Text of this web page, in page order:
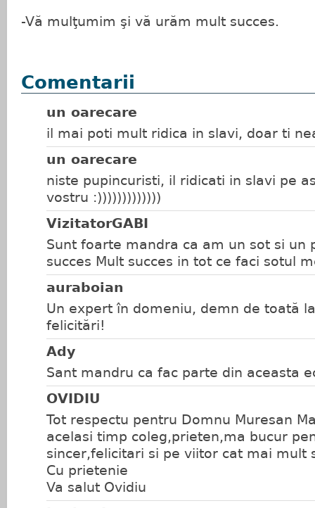
-Vă mulţumim şi vă urăm mult succes.
Comentarii
un oarecare
il mai poti mult ridica in slavi, doar ti
un oarecare
niste pupincuristi, il ridicati in slavi pe
vostru :)))))))))))))
VizitatorGABI
Sunt foarte mandra ca am un sot si un
succes Mult succes in tot ce faci sotul
auraboian
Un expert în domeniu, demn de toată
felicitări!
Ady
Sant mandru ca fac parte din aceasta
OVIDIU
Tot respectu pentru Domnu Muresan
acelasi timp coleg,prieten,ma bucur
sincer,felicitari si pe viitor cat mai mult
Cu prietenie
Va salut Ovidiu